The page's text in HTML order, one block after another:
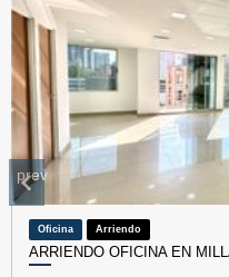
Oficina Arriendo
ARRIENDO OFICINA EN
prev